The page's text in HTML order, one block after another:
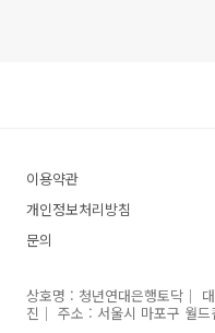
이용약관
개인정보처리방침
문의
상호명 : 청년연대은행토닥｜
진｜ 주소 : 서울시 마포구 월드